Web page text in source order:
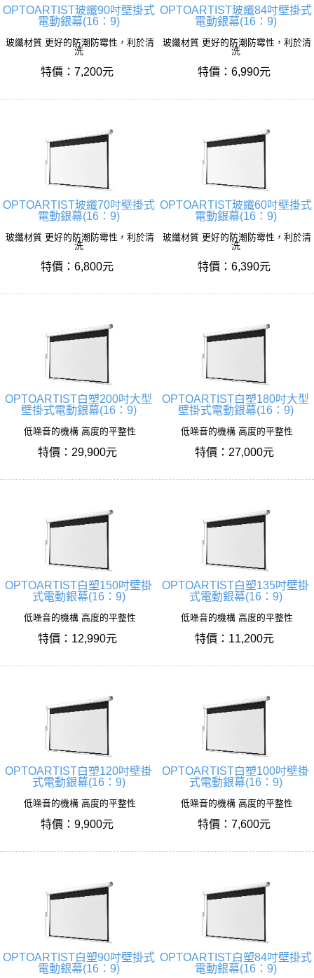
OPTOARTIST玻纖90吋壁掛式
電動銀幕(16：9)
玻纖材質 更好的防潮防霉性，利於清
洗
特價：7,200元
OPTOARTIST玻纖84吋壁掛式
電動銀幕(16：9)
玻纖材質 更好的防潮防霉性，利於清
洗
特價：6,990元
OPTOARTIST玻纖70吋壁掛式
電動銀幕(16：9)
玻纖材質 更好的防潮防霉性，利於清
洗
特價：6,800元
OPTOARTIST玻纖60吋壁掛式
電動銀幕(16：9)
玻纖材質 更好的防潮防霉性，利於清
洗
特價：6,390元
OPTOARTIST白塑200吋大型
壁掛式電動銀幕(16：9)
低噪音的機構 高度的平整性
特價：29,900元
OPTOARTIST白塑180吋大型
壁掛式電動銀幕(16：9)
低噪音的機構 高度的平整性
特價：27,000元
OPTOARTIST白塑150吋壁掛
式電動銀幕(16：9)
低噪音的機構 高度的平整性
特價：12,990元
OPTOARTIST白塑135吋壁掛
式電動銀幕(16：9)
低噪音的機構 高度的平整性
特價：11,200元
OPTOARTIST白塑120吋壁掛
式電動銀幕(16：9)
低噪音的機構 高度的平整性
特價：9,900元
OPTOARTIST白塑100吋壁掛
式電動銀幕(16：9)
低噪音的機構 高度的平整性
特價：7,600元
OPTOARTIST白塑90吋壁掛式
電動銀幕(16：9)
OPTOARTIST白塑84吋壁掛式
電動銀幕(16：9)